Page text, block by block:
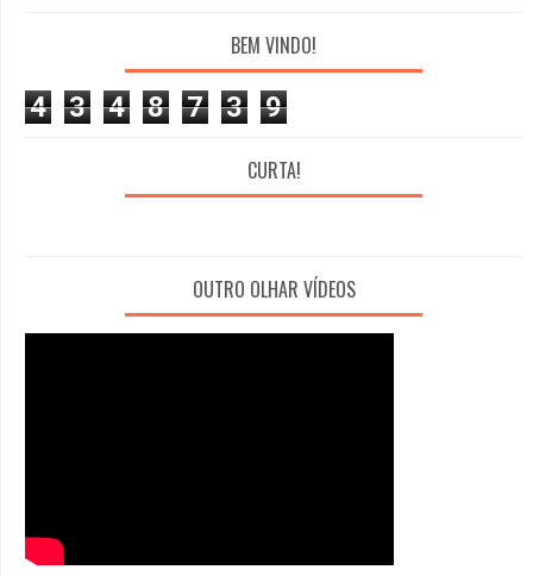
BEM VINDO!
4 3 4 8 7 3 9
CURTA!
OUTRO OLHAR VÍDEOS